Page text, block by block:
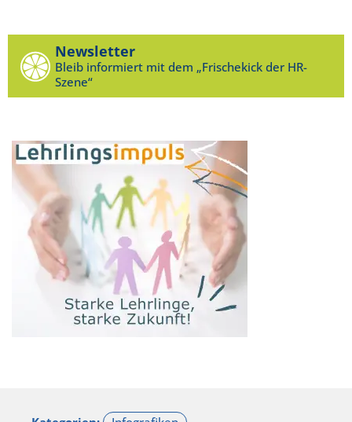
Newsletter
Bleib informiert mit dem „Frischekick der HR-
Szene“